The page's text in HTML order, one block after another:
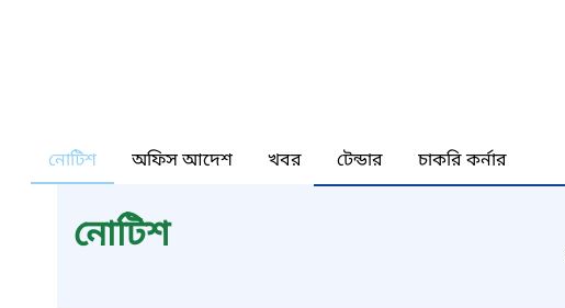
নোটিশ অফিস আদেশ খবর টেন্ডার চাকরি কর্নার
নোটিশ